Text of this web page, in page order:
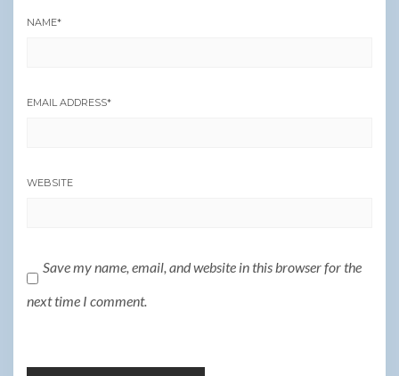
NAME*
EMAIL ADDRESS*
WEBSITE
Save my name, email, and website in this browser for the
next time I comment.